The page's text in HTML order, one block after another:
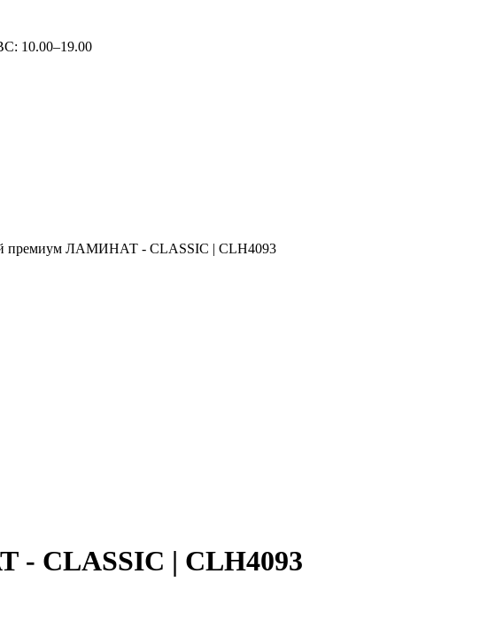
10.00–19.00
премиум ЛАМИНАТ - CLASSIC | CLH4093
CLASSIC | CLH4093